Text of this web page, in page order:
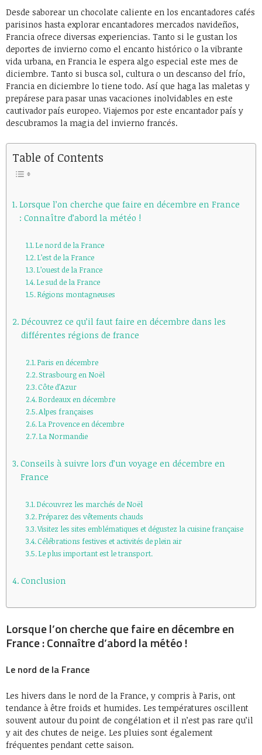
Desde saborear un chocolate caliente en los encantadores cafés
parisinos hasta explorar encantadores mercados navideños,
Francia ofrece diversas experiencias. Tanto si le gustan los
deportes de invierno como el encanto histórico o la vibrante
vida urbana, en Francia le espera algo especial este mes de
diciembre. Tanto si busca sol, cultura o un descanso del frío,
Francia en diciembre lo tiene todo. Así que haga las maletas y
prepárese para pasar unas vacaciones inolvidables en este
cautivador país europeo. Viajemos por este encantador país y
descubramos la magia del invierno francés.
Table of Contents
Lorsque l’on cherche que faire en décembre en France
: Connaître d’abord la météo !
Le nord de la France
L’est de la France
L’ouest de la France
Le sud de la France
Régions montagneuses
Découvrez ce qu’il faut faire en décembre dans les
différentes régions de france
Paris en décembre
Strasbourg en Noël
Côte d’Azur
Bordeaux en décembre
Alpes françaises
La Provence en décembre
La Normandie
Conseils à suivre lors d’un voyage en décembre en
France
Découvrez les marchés de Noël
Préparez des vêtements chauds
Visitez les sites emblématiques et dégustez la cuisine française
Célébrations festives et activités de plein air
Le plus important est le transport.
Conclusion
Lorsque l’on cherche que faire en décembre en
France : Connaître d’abord la météo !
Le nord de la France
Les hivers dans le nord de la France, y compris à Paris, ont
tendance à être froids et humides. Les températures oscillent
souvent autour du point de congélation et il n’est pas rare qu’il
y ait des chutes de neige. Les pluies sont également
fréquentes pendant cette saison.